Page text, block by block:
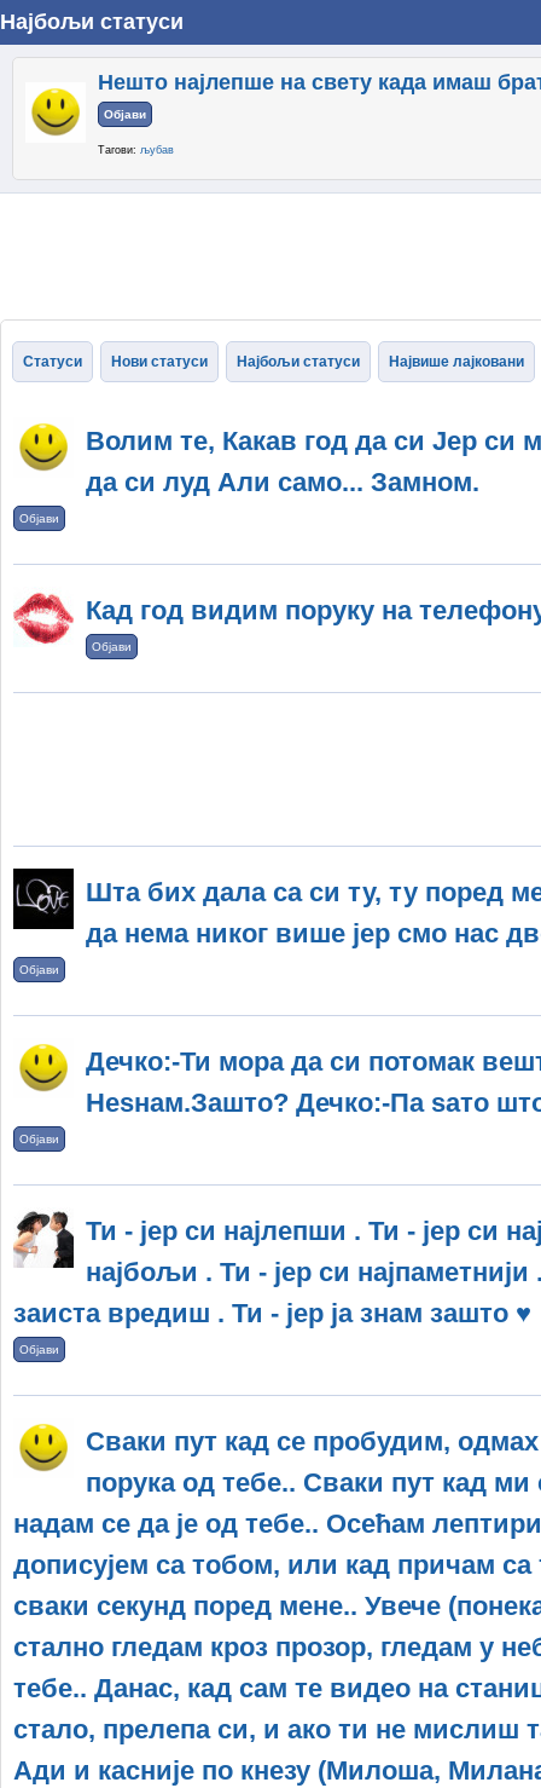
Најбољи статуси
Нешто најлепше на свету када имаш
Објави
Тагови: љубав
Статуси Нови статуси Најбољи статуси Највише лајковани
Волим те, Какав год да си Јер си
да си луд Али само... Замном.
Објави
Кад год видим поруку на
Објави
Шта бих дала са си ту, ту поред
да нема никог више јер смо нас
Објави
Дечко:-Ти мора да си потомак
Неѕнам.Зашто? Дечко:-Па ѕато
Објави
Ти - јер си најлепши . Ти - јер си
најбољи . Ти - јер си
заиста вредиш . Ти - јер ја знам зашто ♥
Објави
Сваки пут кад се пробудим,
порука од тебе.. Сваки пут кад ми
надам се да је од тебе.. Осећам
дописујем са тобом, или кад причам
сваки секунд поред мене.. Увече
стално гледам кроз прозор, гледам у
тебе.. Данас, кад сам те видео на
стало, прелепа си, и ако ти не мислиш
Ади и касније по кнезу (Милоша,